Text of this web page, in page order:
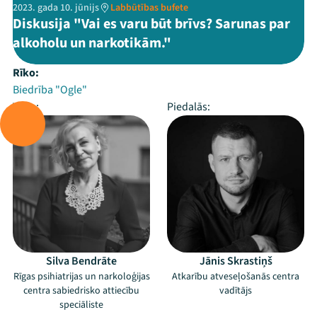
2023. gada 10. jūnijs Labbūtības bufete
Diskusija "Vai es varu būt brīvs? Sarunas par
alkoholu un narkotikām."
Rīko:
Biedrība "Ogle"
Vada:
Piedalās:
Silva Bendrāte
Rīgas psihiatrijas un narkoloģijas
centra sabiedrisko attiecību
speciāliste
Jānis Skrastiņš
Atkarību atveseļošanās centra
vadītājs